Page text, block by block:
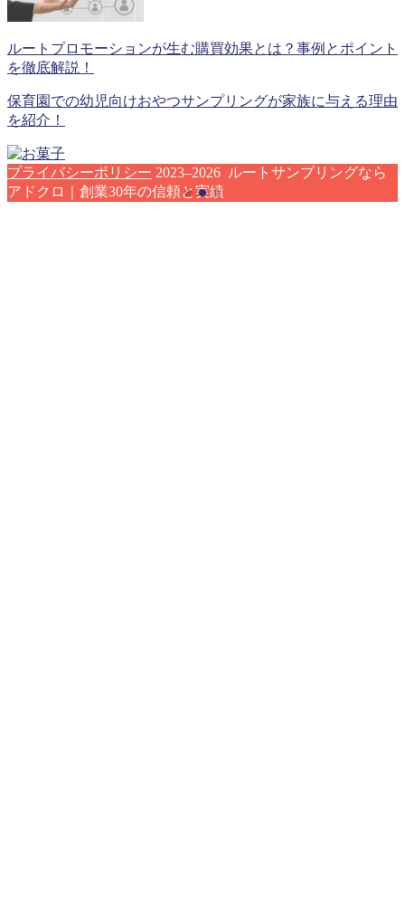
ルートプロモーションが生む購買効果とは？事例とポイント
を徹底解説！
保育園での幼児向けおやつサンプリングが家族に与える理由
を紹介！
プライバシーポリシー 2023–2026 ルートサンプリングなら
アドクロ｜創業30年の信頼と実績